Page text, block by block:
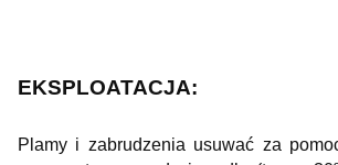
EKSPLOATACJA:
Plamy i zabrudzenia usuwać za